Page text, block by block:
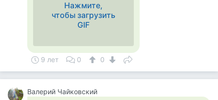
Нажмите,
чтобы загрузить
GIF
9 лет 0 0
Валерий Чайковский